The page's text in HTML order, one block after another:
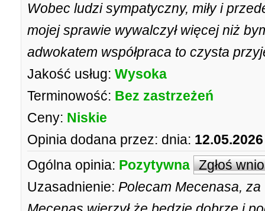
Wobec ludzi sympatyczny, miły i
mojej sprawie wywalczył więcej niż
adwokatem współpraca to czysta
Jakość usług: Wysoka
Terminowość: Bez zastrzeżeń
Ceny: Niskie
Opinia dodana przez: dnia:
Ogólna opinia: Pozytywna Zgłoś
Uzasadnienie: Polecam Mecenasa,